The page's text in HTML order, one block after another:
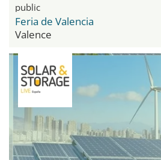
public
Feria de Valencia
Valence